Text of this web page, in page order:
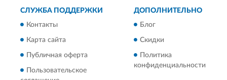
СЛУЖБА ПОДДЕРЖКИ
Контакты
Карта сайта
Публичная оферта
Пользовательское
ДОПОЛНИТЕЛЬНО
Блог
Скидки
Политика
конфиденциальности